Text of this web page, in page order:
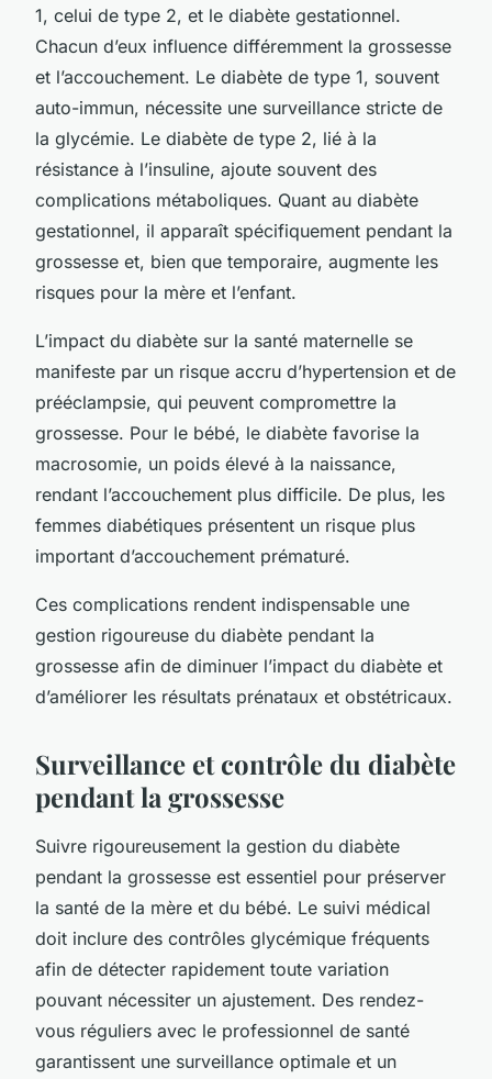
1, celui de type 2, et le diabète gestationnel.
Chacun d’eux influence différemment la grossesse
et l’accouchement. Le diabète de type 1, souvent
auto-immun, nécessite une surveillance stricte de
la glycémie. Le diabète de type 2, lié à la
résistance à l’insuline, ajoute souvent des
complications métaboliques. Quant au diabète
gestationnel, il apparaît spécifiquement pendant la
grossesse et, bien que temporaire, augmente les
risques pour la mère et l’enfant.
L’impact du diabète sur la santé maternelle se
manifeste par un risque accru d’hypertension et de
prééclampsie, qui peuvent compromettre la
grossesse. Pour le bébé, le diabète favorise la
macrosomie, un poids élevé à la naissance,
rendant l’accouchement plus difficile. De plus, les
femmes diabétiques présentent un risque plus
important d’accouchement prématuré.
Ces complications rendent indispensable une
gestion rigoureuse du diabète pendant la
grossesse afin de diminuer l’impact du diabète et
d’améliorer les résultats prénataux et obstétricaux.
Surveillance et contrôle du diabète
pendant la grossesse
Suivre rigoureusement la gestion du diabète
pendant la grossesse est essentiel pour préserver
la santé de la mère et du bébé. Le suivi médical
doit inclure des contrôles glycémique fréquents
afin de détecter rapidement toute variation
pouvant nécessiter un ajustement. Des rendez-
vous réguliers avec le professionnel de santé
garantissent une surveillance optimale et un